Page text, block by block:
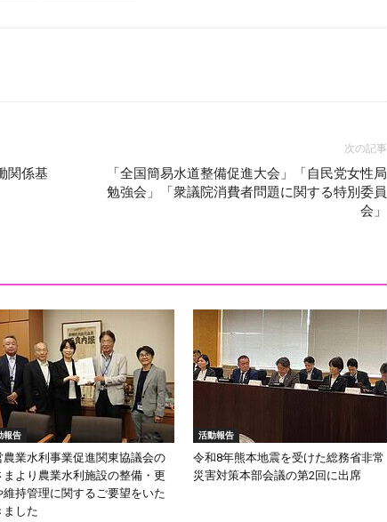
関係基
次の記事
「全国簡易水道整備促進大会」「自民党女性局
勉強会」「衆議院消費者問題に関する特別委員
会」
報告
農業水利事業促進関東協議会の
まより農業水利施設の整備・更
維持管理に関するご要望をいた
ました
活動報告
令和8年熊本地震を受けた総務省非常
災害対策本部会議の第2回に出席